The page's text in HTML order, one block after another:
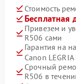
Стоимость
Бесплатная
Привезем и
R506 сами
Гарантия на
Canon
Срочный
R506 в